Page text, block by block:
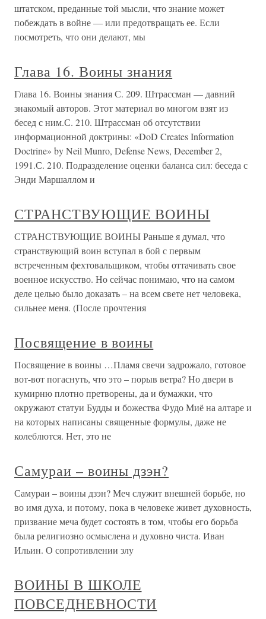
штатском, преданные той мысли, что знание может
побеждать в войне — или предотвращать ее. Если
посмотреть, что они делают, мы
Глава 16. Воины знания
Глава 16. Воины знания С. 209. Штрассман — давний
знакомый авторов. Этот материал во многом взят из
бесед с ним.С. 210. Штрассман об отсутствии
информационной доктрины: «DoD Creates Information
Doctrine» by Neil Munro, Defense News, December 2,
1991.С. 210. Подразделение оценки баланса сил: беседа с
Энди Маршаллом и
СТРАНСТВУЮЩИЕ ВОИНЫ
СТРАНСТВУЮЩИЕ ВОИНЫ Раньше я думал, что
странствующий воин вступал в бой с первым
встреченным фехтовальщиком, чтобы оттачивать свое
военное искусство. Но сейчас понимаю, что на самом
деле целью было доказать – на всем свете нет человека,
сильнее меня. (После прочтения
Посвящение в воины
Посвящение в воины …Пламя свечи задрожало, готовое
вот-вот погаснуть, что это – порыв ветра? Но двери в
кумирню плотно претворены, да и бумажки, что
окружают статуи Будды и божества Фудо Миё на алтаре и
на которых написаны священные формулы, даже не
колеблются. Нет, это не
Самураи – воины дзэн?
Самураи – воины дзэн? Меч служит внешней борьбе, но
во имя духа, и потому, пока в человеке живет духовность,
призвание меча будет состоять в том, чтобы его борьба
была религиозно осмыслена и духовно чиста. Иван
Ильин. О сопротивлении злу
ВОИНЫ В ШКОЛЕ
ПОВСЕДНЕВНОСТИ